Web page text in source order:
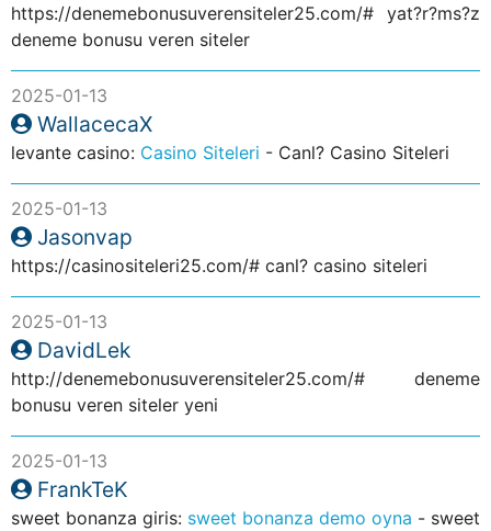
https://denemebonusuverensiteler25.com/# yat?r?ms?z
deneme bonusu veren siteler
2025-01-13
WallacecaX
levante casino: Casino Siteleri - Canl? Casino Siteleri
2025-01-13
Jasonvap
https://casinositeleri25.com/# canl? casino siteleri
2025-01-13
DavidLek
http://denemebonusuverensiteler25.com/# deneme
bonusu veren siteler yeni
2025-01-13
FrankTeK
sweet bonanza giris: sweet bonanza demo oyna - sweet